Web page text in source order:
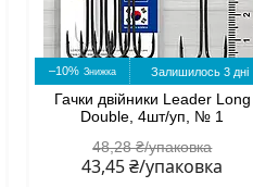
–10% Залишилось 3 дні
Гачки двійники Leader Long
Double, 4шт/уп, № 1
48,28 ₴/упаковка
43,45 ₴/упаковка